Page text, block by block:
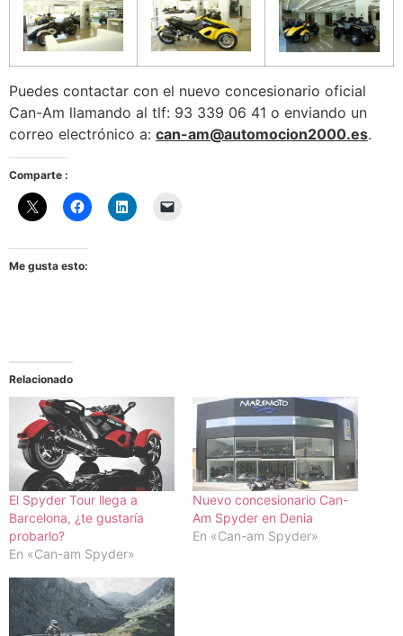
Puedes contactar con el nuevo concesionario oficial
Can-Am llamando al tlf: 93 339 06 41 o enviando un
correo electrónico a: can-am@automocion2000.es.
Comparte :
Me gusta esto:
Relacionado
El Spyder Tour llega a
Barcelona, ¿te gustaría
probarlo?
En «Can-am Spyder»
Nuevo concesionario Can-
Am Spyder en Denia
En «Can-am Spyder»